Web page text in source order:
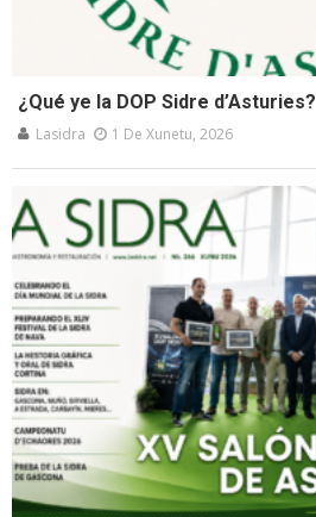
¿Qué ye la DOP Sidre d’Asturies?
Lasidra 1 De Xunetu, 2026